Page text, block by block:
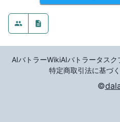
AIバトラーWikiAIバトラータスク
特定商取引法に基づ
©